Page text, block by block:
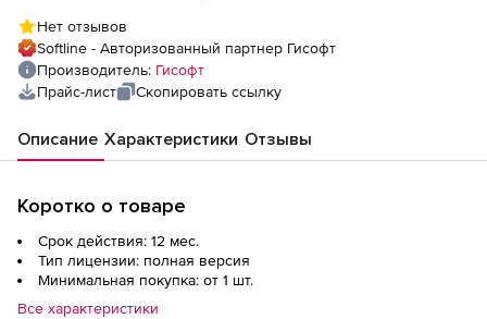
Нет отзывов
Softline - Авторизованный партнер Гисофт
Производитель: Гисофт
Прайс-лист
Скопировать ссылку
Описание Характеристики Отзывы
Коротко о товаре
Срок действия: 12 мес.
Тип лицензии: полная версия
Минимальная покупка: от 1 шт.
Все характеристики